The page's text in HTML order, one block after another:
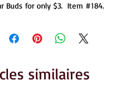
Buds for only $3.  Item #184.
similaires